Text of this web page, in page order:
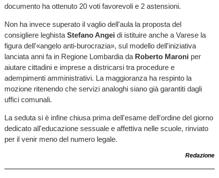
documento ha ottenuto 20 voti favorevoli e 2 astensioni.
Non ha invece superato il vaglio dell'aula la proposta del
consigliere leghista Stefano Angei di istituire anche a Varese la
figura dell'«angelo anti-burocrazia», sul modello dell'iniziativa
lanciata anni fa in Regione Lombardia da Roberto Maroni per
aiutare cittadini e imprese a districarsi tra procedure e
adempimenti amministrativi. La maggioranza ha respinto la
mozione ritenendo che servizi analoghi siano già garantiti dagli
uffici comunali.
La seduta si è infine chiusa prima dell'esame dell'ordine del giorno
dedicato all'educazione sessuale e affettiva nelle scuole, rinviato
per il venir meno del numero legale.
Redazione